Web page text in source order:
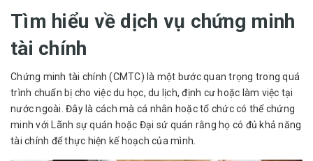
Tìm hiểu về dịch vụ chứng minh
tài chính
Chứng minh tài chính (CMTC) là một bước quan trọng trong quá
trình chuẩn bị cho việc du học, du lịch, định cư hoặc làm việc tại
nước ngoài. Đây là cách mà cá nhân hoặc tổ chức có thể chứng
minh với Lãnh sự quán hoặc Đại sứ quán rằng họ có đủ khả năng
tài chính để thực hiện kế hoạch của mình.